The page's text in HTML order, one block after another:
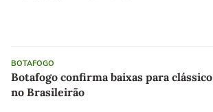
BOTAFOGO
Botafogo confirma baixas para clássico
no Brasileirão